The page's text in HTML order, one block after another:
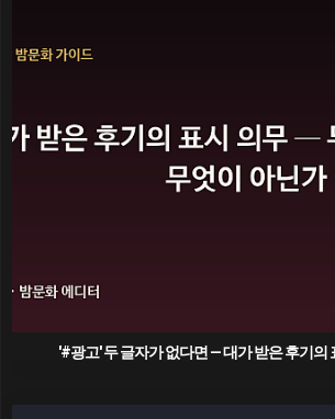
'#광고' 두 글자가 없다면 — 대가 받은 후기의